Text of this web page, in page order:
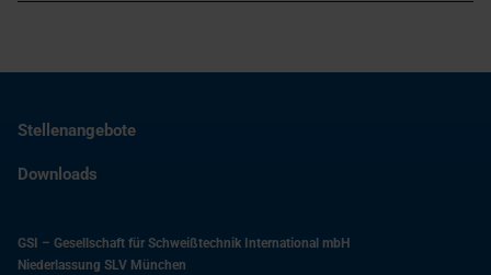
Stellenangebote
Downloads
GSI – Gesellschaft für Schweißtechnik International mbH
Niederlassung SLV München